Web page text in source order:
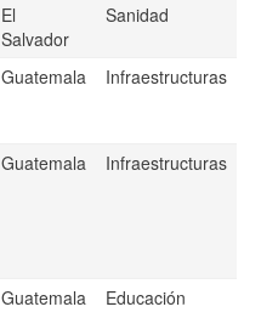
El
Salvador
Sanidad
Guatemala Infraestructuras
Guatemala Infraestructuras
Guatemala Educación